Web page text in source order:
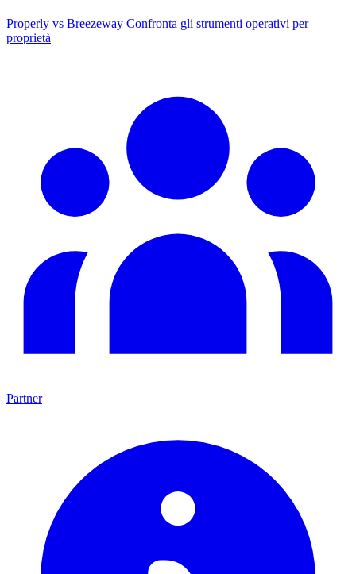
Properly vs Breezeway Confronta gli strumenti operativi per
proprietà
Partner